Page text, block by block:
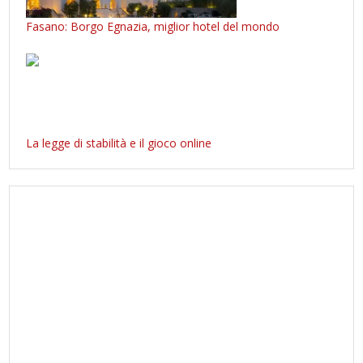
Fasano: Borgo Egnazia, miglior hotel del mondo
La legge di stabilità e il gioco online